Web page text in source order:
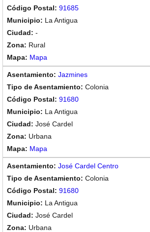
91685
La Antigua
-
Rural
Mapa
Jazmines
Colonia
91680
La Antigua
José Cardel
Urbana
Mapa
José Cardel Centro
Colonia
91680
La Antigua
José Cardel
Urbana